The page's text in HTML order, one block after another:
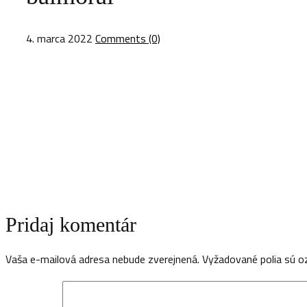
4. marca 2022 Comments (0)
Pridaj komentár
Vaša e-mailová adresa nebude zverejnená. Vyžadované polia sú